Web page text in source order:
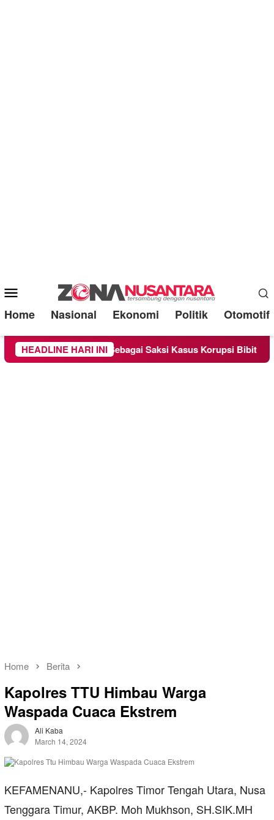
Mobile
Menu
Home Nasional Ekonomi Politik Otomotif
HEADLINE HARI INI
Diperiksa Sebagai Saksi Kasus Korupsi Bibit Nanas
Home Berita
Kapolres TTU Himbau Warga
Waspada Cuaca Ekstrem
Ali Kaba
March 14, 2024
KEFAMENANU,- Kapolres Timor Tengah Utara, Nusa
Tenggara Timur, AKBP. Moh Mukhson, SH.SIK.MH